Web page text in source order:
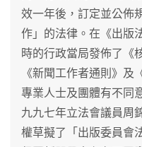
效一年後，訂定並公佈
作」的法律。在《出版
時的行政當局發佈了《
《新聞工作者通則》及
專業人士及團體有不同
九九七年立法會議員周
權草擬了「出版委員會